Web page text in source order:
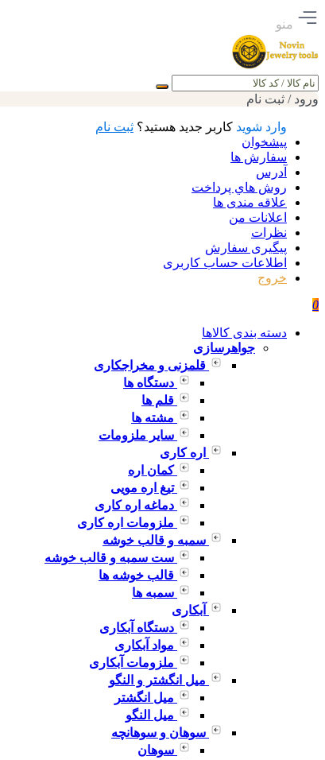
منو
جستجو
ورود / ثبت نام
وارد شوید کاربر جدید هستید؟ ثبت نام
پیشخوان
سفارش ها
آدرس
روش هاي پرداخت
علاقه مندی ها
اعلانات من
نظرات
پیگیری سفارش
اطلاعات حساب كاربری
خروج
0
دسته بندی کالاها
جواهرسازی
قلمزنی و مخراجکاری
دستگاه ها
قلم ها
مشته ها
سایر ملزومات
اره کاری
کمان اره
تیغ اره مویی
دماغه اره کاری
ملزومات اره کاری
سمبه و قالب خوشه
ست سمبه و قالب خوشه
قالب خوشه ها
سمبه ها
آبکاری
دستگاه آبکاری
مواد آبکاری
ملزومات آبکاری
میل انگشتر و النگو
میل انگشتر
میل النگو
سوهان و سوهانچه
سوهان